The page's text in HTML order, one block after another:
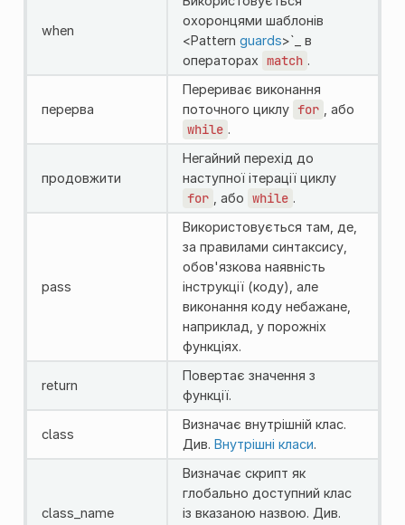
when
охоронцями шаблонів
<Pattern guards>`_ в
операторах match .
перерва
Перериває виконання
поточного циклу for , або
while .
продовжити
Негайний перехід до
наступної ітерації циклу
for , або while .
pass
Використовується там, де,
за правилами синтаксису,
обов'язкова наявність
інструкції (коду), але
виконання коду небажане,
наприклад, у порожніх
функціях.
return
Повертає значення з
функції.
class
Визначає внутрішній клас.
Див. Внутрішні класи.
class_name
Визначає скрипт як
глобально доступний клас
із вказаною назвою. Див.